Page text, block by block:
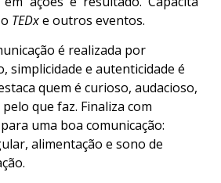
TEDxe outros eventos.
é realizada por
simplicidade e autenticidade é
quem é curioso, audacioso,
que faz. Finaliza com
uma boa comunicação:
alimentação e sono de